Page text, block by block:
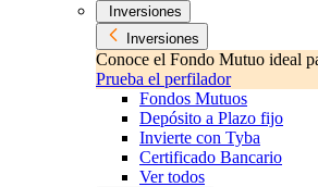
Inversiones
Inversiones
Conoce el Fondo Mutuo ideal
Prueba el perfilador
Fondos Mutuos
Depósito a Plazo fijo
Invierte con Tyba
Certificado Bancario
Ver todos